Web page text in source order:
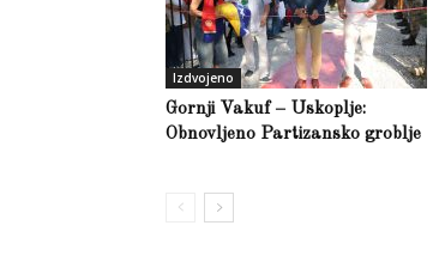
Izdvojeno
Gornji Vakuf – Uskoplje:
Obnovljeno Partizansko groblje